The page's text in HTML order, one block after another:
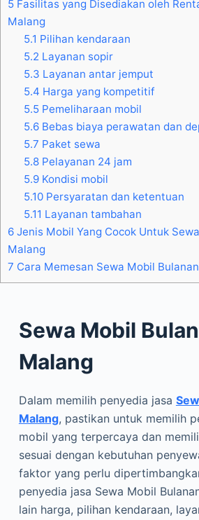
5 Fasilitas yang Disediakan oleh
Malang
5.1 Pilihan kendaraan
5.2 Layanan sopir
5.3 Layanan antar jemput
5.4 Harga yang kompetitif
5.5Pemeliharaan mobil
5.6Bebas biaya perawatan dan
5.7 Paket sewa
5.8Pelayanan 24 jam
5.9Kondisi mobil
5.10Persyaratan dan ketentuan
5.11 Layanan tambahan
6 Jenis Mobil Yang Cocok Untuk
Malang
7 Cara Memesan Sewa Mobil
Sewa Mobil
Malang
Dalam memilih penyedia jasa
Malang, pastikan untuk memilih
mobil yang terpercaya dan
sesuai dengan kebutuhan
faktor yang perlu
penyedia jasa Sewa Mobil
lain harga, pilihan kendaraan,